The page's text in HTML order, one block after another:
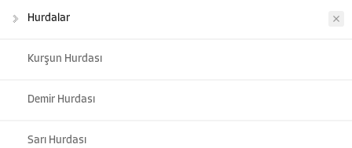
Hurdalar
Kurşun Hurdası
Demir Hurdası
Sarı Hurdası